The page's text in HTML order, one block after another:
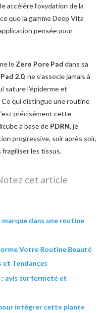
accélère l’oxydation de la
que la gamme Deep Vita
pensée pour
le Zero Pore Pad dans sa
2.0, ne s’associe jamais à
sature l’épiderme et
qui distingue une routine
précisément cette
à base de PDRN, je
progressive, soir après soir,
fragiliser les tissus.
cet article
dans une routine
Votre Routine Beauté
et Tendances
avis sur fermeté et
intégrer cette plante